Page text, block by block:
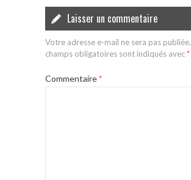
Laisser un commentaire
Votre adresse e-mail ne sera pas publiée.
champs obligatoires sont indiqués avec*
Commentaire*